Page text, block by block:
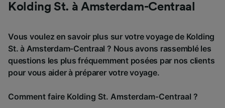
Kolding St. à Amsterdam-Centraal
Vous voulez en savoir plus sur votre voyage de Kolding
St. à Amsterdam-Centraal ? Nous avons rassemblé les
questions les plus fréquemment posées par nos clients
pour vous aider à préparer votre voyage.
Comment faire Kolding St. Amsterdam-Centraal ?